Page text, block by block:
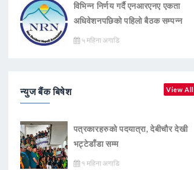
विभिन्न निर्णय गर्दै एनआरएनए एकता
अधिवेशनपछिको पहिलो बैठक सम्पन्न
५ महिना अगाडि
न्युज बैंक बिषेश View All
पत्रकारहरुको पदयात्रा, देबीचौर देखी
भट्टेडाँडा सम्म
१ महिना अगाडि